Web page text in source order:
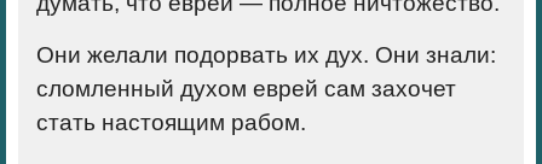
Они желали подорвать их дух. Они знали:
сломленный духом еврей сам захочет
стать настоящим рабом.